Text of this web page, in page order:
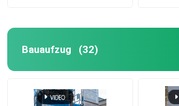
Bauaufzug (32)